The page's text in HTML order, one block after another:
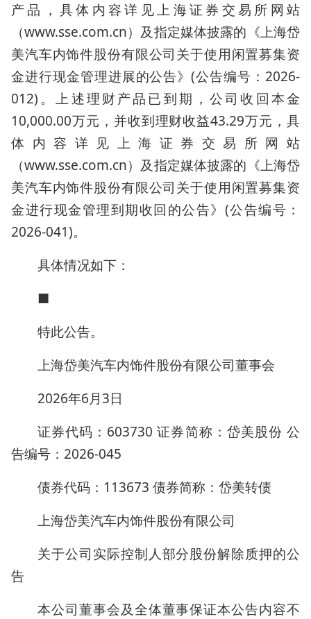
产品，具体内容详见上海证券交易所网站
（www.sse.com.cn）及指定媒体披露的《上海岱
美汽车内饰件股份有限公司关于使用闲置募集资
金进行现金管理进展的公告》(公告编号：2026-
012)。上述理财产品已到期，公司收回本金
10,000.00万元，并收到理财收益43.29万元，具
体内容详见上海证券交易所网站
（www.sse.com.cn）及指定媒体披露的《上海岱
美汽车内饰件股份有限公司关于使用闲置募集资
金进行现金管理到期收回的公告》(公告编号：
2026-041)。
具体情况如下：
■
特此公告。
上海岱美汽车内饰件股份有限公司董事会
2026年6月3日
证券代码：603730 证券简称：岱美股份 公
告编号：2026-045
债券代码：113673 债券简称：岱美转债
上海岱美汽车内饰件股份有限公司
关于公司实际控制人部分股份解除质押的公
告
本公司董事会及全体董事保证本公告内容不